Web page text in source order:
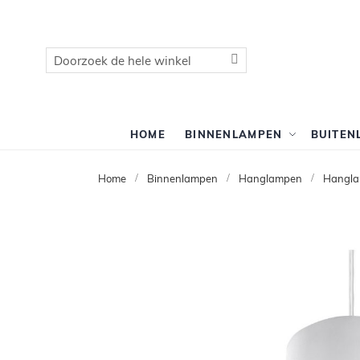
Zoek
HOME BINNENLAMPEN
Home Binnenlampen Hanglampen